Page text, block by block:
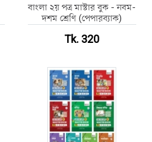
বাংলা ২য় পত্র মাস্টার বুক - নবম-
দশম শ্রেণি (পেপারব্যাক)
Tk. 320